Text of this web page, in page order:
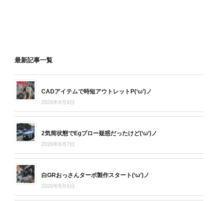
最新記事一覧
CADアイテムで時短アウトレットP(‘ω’)ノ
2026年8月8日
2気筒状態でEgブロー疑惑だったけど(‘ω’)ノ
2026年8月7日
白GRおっさんターボ製作スタート(‘ω’)ノ
2026年8月6日